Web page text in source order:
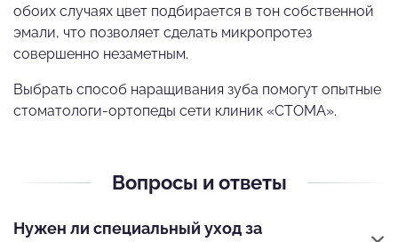
обоих случаях цвет подбирается в тон собственной
эмали, что позволяет сделать микропротез
совершенно незаметным.
Выбрать способ наращивания зуба помогут опытные
стоматологи-ортопеды сети клиник «СТОМА».
Вопросы и ответы
Нужен ли специальный уход за